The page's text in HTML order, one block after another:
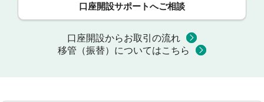
口座開設サポートへご相談
口座開設からお取引の流れ
移管（振替）についてはこちら